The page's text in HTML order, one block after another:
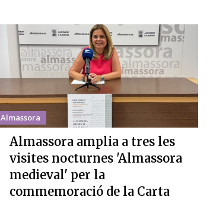
Almassora
Almassora amplia a tres les
visites nocturnes 'Almassora
medieval' per la
commemoració de la Carta